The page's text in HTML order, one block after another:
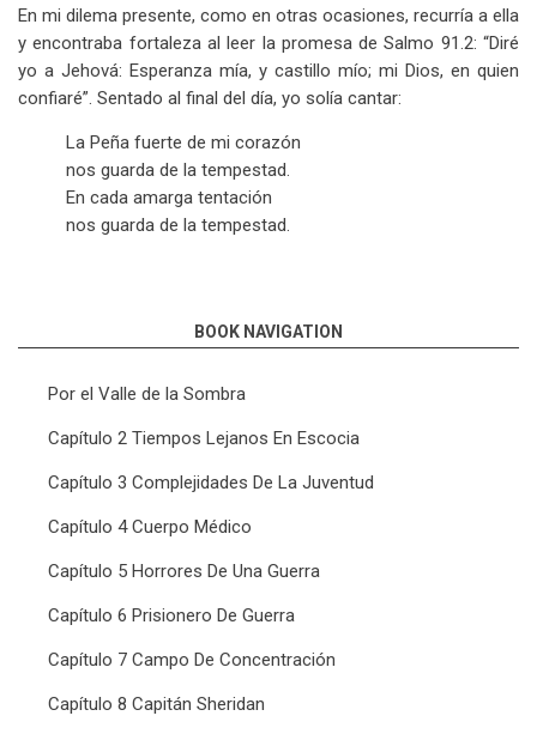
En mi dilema presente, como en otras ocasiones, recurría a ella
y encontraba fortaleza al leer la promesa de Salmo 91.2: “Diré
yo a Jehová: Esperanza mía, y castillo mío; mi Dios, en quien
confiaré”. Sentado al final del día, yo solía cantar:
La Peña fuerte de mi corazón
nos guarda de la tempestad.
En cada amarga tentación
nos guarda de la tempestad.
BOOK NAVIGATION
Por el Valle de la Sombra
Capítulo 2 Tiempos Lejanos En Escocia
Capítulo 3 Complejidades De La Juventud
Capítulo 4 Cuerpo Médico
Capítulo 5 Horrores De Una Guerra
Capítulo 6 Prisionero De Guerra
Capítulo 7 Campo De Concentración
Capítulo 8 Capitán Sheridan